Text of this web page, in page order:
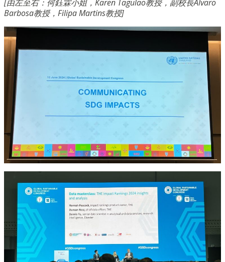
[由左至右： 何鈺霖小姐，Karen Tagulao教授，副校長Álvaro
Barbosa教授，Filipa Martins教授]